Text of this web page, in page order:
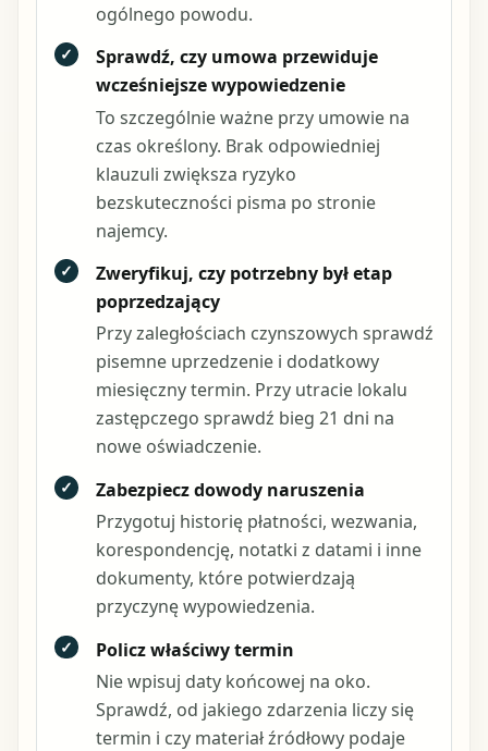
ogólnego powodu.
✓
Sprawdź, czy umowa przewiduje
wcześniejsze wypowiedzenie
To szczególnie ważne przy umowie na
czas określony. Brak odpowiedniej
klauzuli zwiększa ryzyko
bezskuteczności pisma po stronie
najemcy.
✓
Zweryfikuj, czy potrzebny był etap
poprzedzający
Przy zaległościach czynszowych sprawdź
pisemne uprzedzenie i dodatkowy
miesięczny termin. Przy utracie lokalu
zastępczego sprawdź bieg 21 dni na
nowe oświadczenie.
✓
Zabezpiecz dowody naruszenia
Przygotuj historię płatności, wezwania,
korespondencję, notatki z datami i inne
dokumenty, które potwierdzają
przyczynę wypowiedzenia.
✓
Policz właściwy termin
Nie wpisuj daty końcowej na oko.
Sprawdź, od jakiego zdarzenia liczy się
termin i czy materiał źródłowy podaje